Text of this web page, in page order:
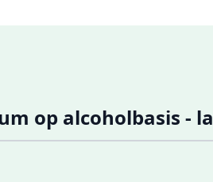
op alcoholbasis -